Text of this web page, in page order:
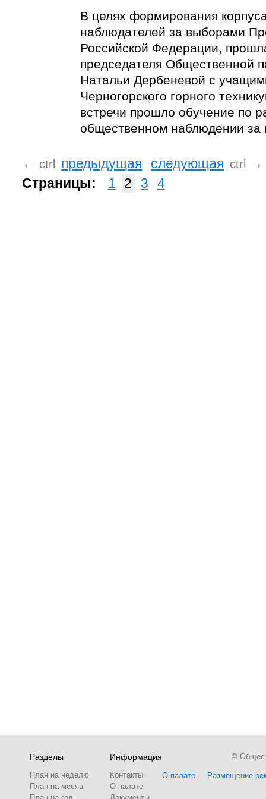
В целях формирования
наблюдателей за выборами
Российской Федерации,
председателя Общественной
Натальи Дербеневой с
Черногорского горного
встречи прошло обучение по
общественном наблюдении за
← ctrl предыдущая следующая ctrl
→
Страницы:
1 2 3 4
Разделы
План на неделю
План на месяц
Информация
Контакты
О палате
О палате Размещение
©